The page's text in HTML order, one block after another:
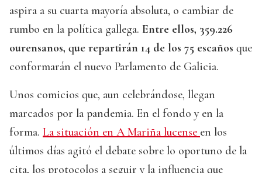
aspira a su cuarta mayoría absoluta, o cambiar de
rumbo en la política gallega. Entre ellos, 359.226
ourensanos, que repartirán 14 de los 75 escaños que
conformarán el nuevo Parlamento de Galicia.
Unos comicios que, aun celebrándose, llegan
marcados por la pandemia. En el fondo y en la
forma. La situación en A Mariña lucense en los
últimos días agitó el debate sobre lo oportuno de la
cita, los protocolos a seguir y la influencia que